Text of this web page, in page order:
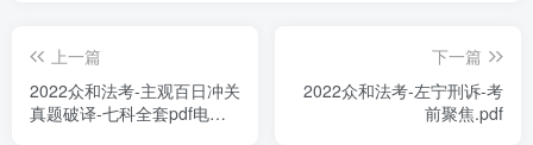
上一篇
￼2022众和法考-主观百日冲关
真题破译-七科全套pdf电子
下一篇
￼2022众和法考-左宁刑诉-考
前聚焦.pdf